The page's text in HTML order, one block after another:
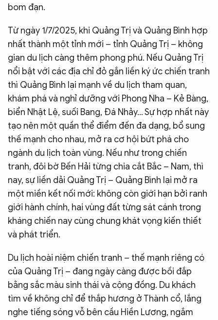
bom đạn.
Từ ngày 1/7/2025, khi Quảng Trị và Quảng Bình hợp
nhất thành một tỉnh mới – tỉnh Quảng Trị – không
gian du lịch càng thêm phong phú. Nếu Quảng Trị
nổi bật với các địa chỉ đỏ gắn liền ký ức chiến tranh
thì Quảng Bình lại mạnh về du lịch tham quan,
khám phá và nghỉ dưỡng với Phong Nha – Kẻ Bàng,
biển Nhật Lệ, suối Bang, Đá Nhảy… Sự hợp nhất này
tạo nên một quần thể điểm đến đa dạng, bổ sung
thế mạnh cho nhau, mở ra cơ hội bứt phá cho
ngành du lịch toàn vùng. Nếu như trong chiến
tranh, đôi bờ Bến Hải từng chia cắt Bắc – Nam, thì
nay, sự liền dải Quảng Trị – Quảng Bình lại mở ra
một miền kết nối mới: không còn giới hạn bởi ranh
giới hành chính, hai vùng đất từng sát cánh trong
kháng chiến nay cùng chung khát vọng kiến thiết
và phát triển.
Du lịch hoài niệm chiến tranh – thế mạnh riêng có
của Quảng Trị – đang ngày càng được bồi đắp
bằng sắc màu sinh thái và cộng đồng. Du khách
tìm về không chỉ để thắp hương ở Thành cổ, lắng
nghe tiếng sóng vỗ bên cầu Hiền Lương, ngắm